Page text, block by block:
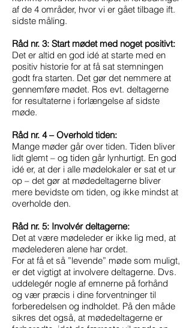
af de 4 områder, hvor vi er gået tilbage ift.
sidste måling.
Råd nr. 3: Start mødet med noget positivt:
Det er altid en god idé at starte med en
positiv historie for at få sat stemningen
godt fra starten. Det gør det nemmere at
gennemføre mødet. Ros evt. deltagerne
for resultaterne i forlængelse af sidste
møde.
Råd nr. 4 – Overhold tiden:
Mange møder går over tiden. Tiden bliver
lidt glemt – og tiden går lynhurtigt. En god
idé er, at der i alle mødelokaler er sat et ur
op – det gør at mødedeltagerne bliver
mere bevidste om tiden, og ikke mindst at
overholde den.
Råd nr. 5: Involvér deltagerne:
Det at være mødeleder er ikke lig med, at
mødelederen alene har ordet.
For at få et så ”levende” møde som muligt,
er det vigtigt at involvere deltagerne. Dvs.
uddelegér nogle af emnerne på forhånd
og vær præcis i dine forventninger til
forberedelsen og indholdet. På den måde
sikres det også, at mødedeltagerne er